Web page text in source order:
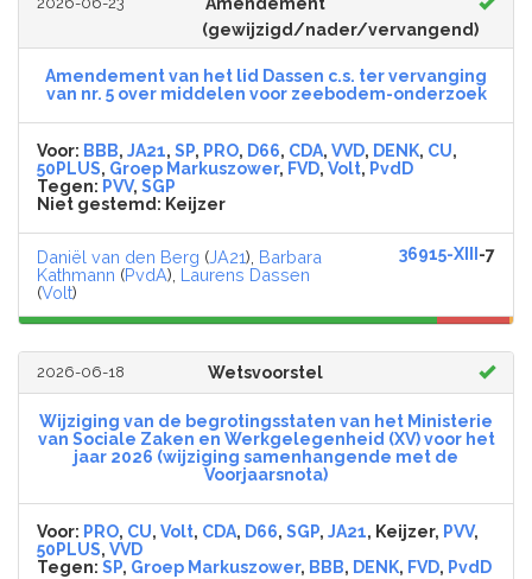
(gewijzigd/nader/vervangend)
Amendement van het lid Dassen c.s. ter vervanging
van nr. 5 over middelen voor zeebodem-onderzoek
Voor: BBB, JA21, SP, PRO, D66, CDA, VVD, DENK, CU,
50PLUS, Groep Markuszower, FVD, Volt, PvdD
Tegen: PVV, SGP
Niet gestemd: Keijzer
Daniël van den Berg (JA21), Barbara
Kathmann (PvdA), Laurens Dassen
(Volt)
36915-XIII -7
2026-06-18 Wetsvoorstel
Wijziging van de begrotingsstaten van het Ministerie
van Sociale Zaken en Werkgelegenheid (XV) voor het
jaar 2026 (wijziging samenhangende met de
Voorjaarsnota)
Voor: PRO, CU, Volt, CDA, D66, SGP, JA21, Keijzer, PVV,
50PLUS, VVD
Tegen: SP, Groep Markuszower, BBB, DENK, FVD, PvdD